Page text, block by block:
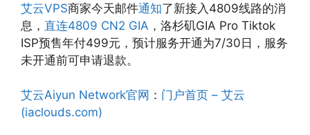
艾云VPS商家今天邮件通知了新接入4809线路的消
息， 直连4809 CN2 GIA ，洛杉矶GIA Pro Tiktok
ISP预售年付499元，预计服务开通为7/30日，服务
未开通前可申请退款。
艾云Aiyun Network官网 ： 门户首页 – 艾云
(iaclouds.com)